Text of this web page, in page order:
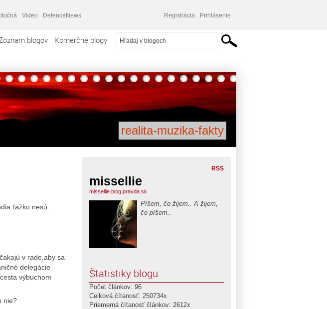
Video DefenceNews Registrácia Prihlásenie
blogov Komerčné blogy
realita-muzika-fakty
ťažko nesú.
v rade,aby sa
delegácie
výbuchom
nie?
RSS
missellie
missellie.blog.pravda.sk
Píšem, čo žijem.. A žijem,
čo píšem..
Štatistiky blogu
Počet článkov: 96
Celková čítanosť: 250734x
Priemerná čítanosť článkov: 2612x